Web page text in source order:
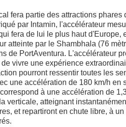
fera partie des attractions phares
par Intamin, l'accélérateur
fera de lui le plus haut d'Europe,
atteinte par le Shambhala (76
de PortAventura. L'accélérateur
vivre une expérience
pourront ressentir toutes les
une accélération de 180 km/h en
à une accélération de
verticale, atteignant
et repartiront en chute libre, à